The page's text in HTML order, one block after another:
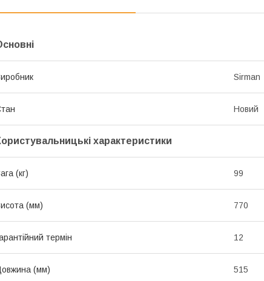
Sirman
Новий
характеристики
(кг) 99
(мм) 770
термін 12
(мм) 515